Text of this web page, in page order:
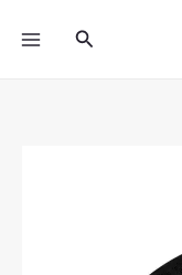
Search